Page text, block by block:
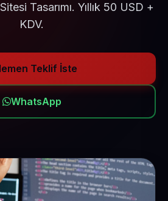
Tasarımı. Yıllık 50 USD +
KDV.
Teklif İste
WhatsApp